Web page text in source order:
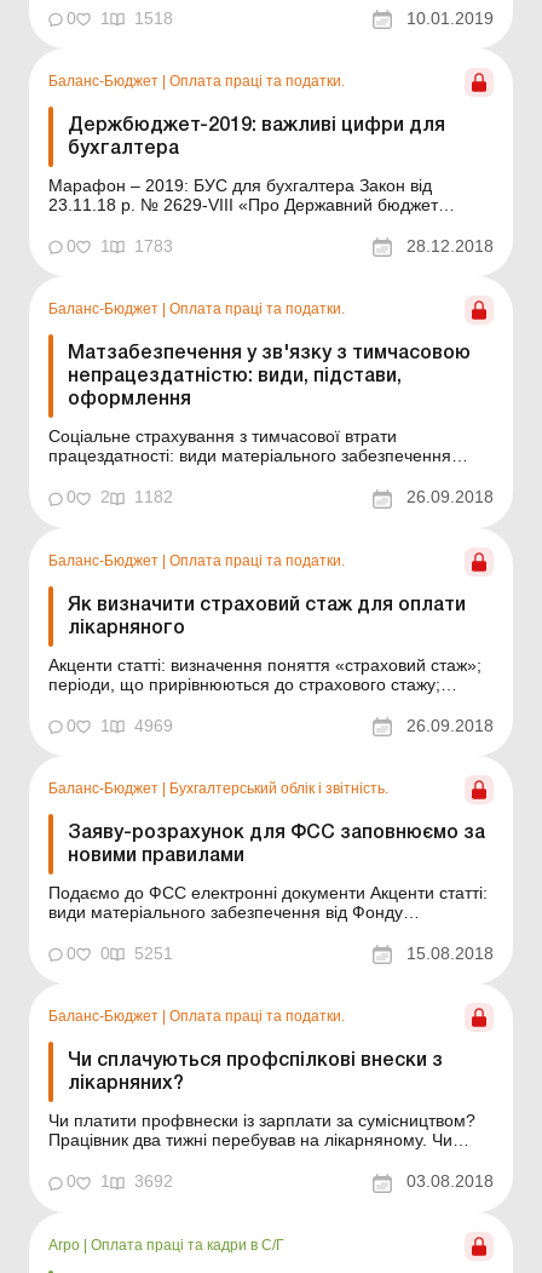
Відповідно до НП(С)БОДС 132 «Виплати працівникам»
поточні виплати працівникам включають: заробітну
0 1 1518 10.01.2019
Баланс-Бюджет Оплата праці та податки.
Держбюджет-2019: важливі цифри для
бухгалтера
Марафон – 2019: БУС для бухгалтера Закон від
23.11.18 р. № 2629-VIII «Про Державний бюджет
Отже, розпочався новий бюджетний і податковий рік, і
сьогодні ми з’ясуємо, якими будуть цьогорічні державні
0 1 1783 28.12.2018
Баланс-Бюджет Оплата праці та податки.
Матзабезпечення у зв'язку з тимчасовою
непрацездатністю: види, підстави,
оформлення
Соціальне страхування з тимчасової втрати
працездатності: види матеріального забезпечення
порядок оформлення. Право громадян на матеріальне
забезпечення та соціальні послуги зі страхування
захисту, ...
0 2 1182 26.09.2018
Баланс-Бюджет | Оплата праці та податки.
Як визначити страховий стаж для оплати
лікарняного
Акценти статті: визначення поняття «страховий стаж»;
періоди, що прирівнюються до страхового стажу;
отримати інформацію про трудовий і страховий стаж
0 1 4969 26.09.2018
Баланс-Бюджет Бухгалтерський облік і звітність.
Заяву-розрахунок для ФСС заповнюємо за
новими правилами
Подаємо до ФСС електронні документи Акценти статті:
види матеріального забезпечення від Фонду
надання роботодавцем заяви-розрахунку для
заповнення заяви-р...
0 0 5251 15.08.2018
Баланс-Бюджет Оплата праці та податки.
Чи сплачуються профспілкові внески з
лікарняних?
Чи платити профвнески із зарплати за сумісництвом?
Працівник два тижні перебував на лікарняному. Чи
допомоги по тимчасовій непрацездатності? Яким
документом довести факт перебування на лікарняному
го...
0 1 3692 03.08.2018
Агро | Оплата праці та кадри в С/Г